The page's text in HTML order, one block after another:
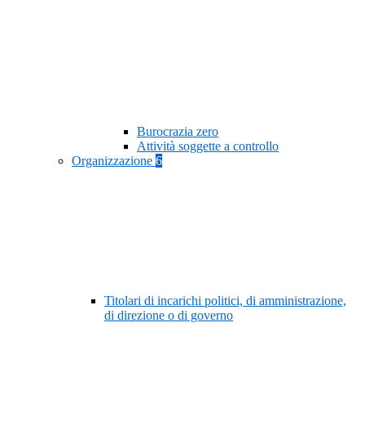
Burocrazia zero
Attività soggette a controllo
Organizzazione 6
Titolari di incarichi politici, di amministrazione,
di direzione o di governo